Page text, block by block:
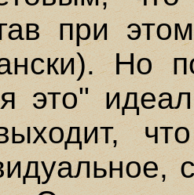
при
Но
это"